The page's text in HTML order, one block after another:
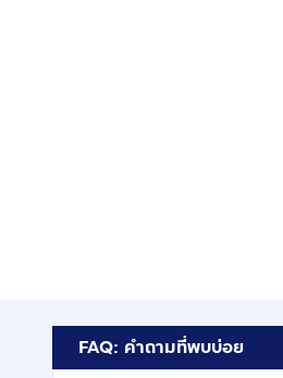
FAQ: คำถามที่พบบ่อย